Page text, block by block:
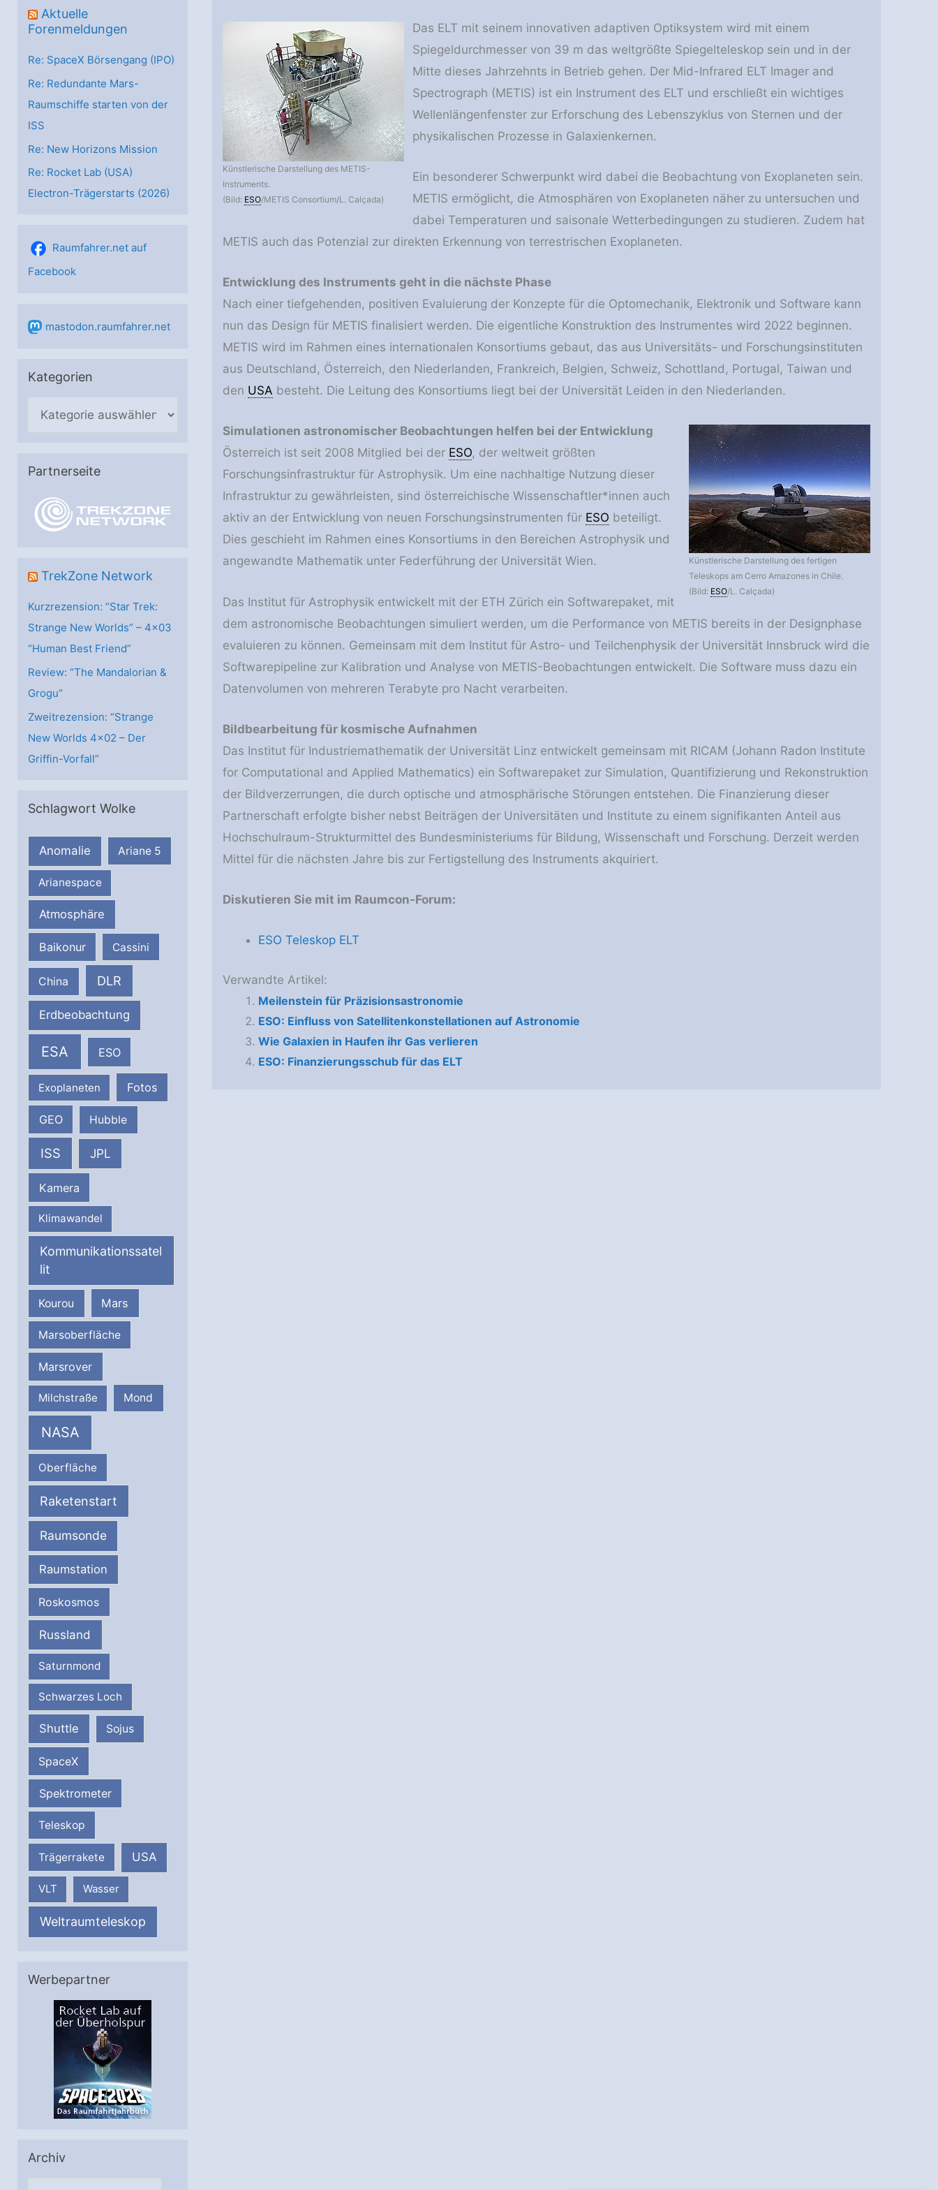
Aktuelle
Forenmeldungen
Re: SpaceX Börsengang (IPO)
Re: Redundante Mars-
Raumschiffe starten von der
ISS
Re: New Horizons Mission
Re: Rocket Lab (USA)
Electron-Trägerstarts (2026)
Raumfahrer.net auf
Facebook
mastodon.raumfahrer.net
Kategorien
e
e
Partnerseite
TrekZone Network
Kurzrezension: “Star Trek:
Strange New Worlds” – 4×03
“Human Best Friend”
Review: “The Mandalorian &
Grogu”
Zweitrezension: “Strange
New Worlds 4×02 – Der
Griffin-Vorfall”
Schlagwort Wolke
Anomalie Ariane 5
Arianespace
Atmosphäre
Baikonur Cassini
China DLR
Erdbeobachtung
ESA ESO
Exoplaneten Fotos
GEO Hubble
ISS JPL
Kamera
Klimawandel
Kommunikationssatel
lit
Kourou Mars
Marsoberfläche
Marsrover
Milchstraße Mond
NASA
Oberfläche
Raketenstart
Raumsonde
Raumstation
Roskosmos
Russland
Saturnmond
Schwarzes Loch
Shuttle Sojus
SpaceX
Spektrometer
Teleskop
Trägerrakete USA
VLT Wasser
Weltraumteleskop
Werbepartner
Archiv
Künstlerische Darstellung des METIS-
Instruments.
(Bild: ESO/METIS Consortium/L. Calçada)
Das ELT mit seinem innovativen adaptiven Optiksystem wird mit einem
Spiegeldurchmesser von 39 m das weltgrößte Spiegelteleskop sein und in der
Mitte dieses Jahrzehnts in Betrieb gehen. Der Mid-Infrared ELT Imager and
Spectrograph (METIS) ist ein Instrument des ELT und erschließt ein wichtiges
Wellenlängenfenster zur Erforschung des Lebenszyklus von Sternen und der
physikalischen Prozesse in Galaxienkernen.
Ein besonderer Schwerpunkt wird dabei die Beobachtung von Exoplaneten sein.
METIS ermöglicht, die Atmosphären von Exoplaneten näher zu untersuchen und
dabei Temperaturen und saisonale Wetterbedingungen zu studieren. Zudem hat
METIS auch das Potenzial zur direkten Erkennung von terrestrischen Exoplaneten.
Entwicklung des Instruments geht in die nächste Phase
Nach einer tiefgehenden, positiven Evaluierung der Konzepte für die Optomechanik, Elektronik und Software kann
nun das Design für METIS finalisiert werden. Die eigentliche Konstruktion des Instrumentes wird 2022 beginnen.
METIS wird im Rahmen eines internationalen Konsortiums gebaut, das aus Universitäts- und Forschungsinstituten
aus Deutschland, Österreich, den Niederlanden, Frankreich, Belgien, Schweiz, Schottland, Portugal, Taiwan und
den USA besteht. Die Leitung des Konsortiums liegt bei der Universität Leiden in den Niederlanden.
Künstlerische Darstellung des fertigen
Teleskops am Cerro Amazones in Chile.
(Bild: ESO/L. Calçada)
Simulationen astronomischer Beobachtungen helfen bei der Entwicklung
Österreich ist seit 2008 Mitglied bei der ESO, der weltweit größten
Forschungsinfrastruktur für Astrophysik. Um eine nachhaltige Nutzung dieser
Infrastruktur zu gewährleisten, sind österreichische Wissenschaftler*innen auch
aktiv an der Entwicklung von neuen Forschungsinstrumenten für ESO beteiligt.
Dies geschieht im Rahmen eines Konsortiums in den Bereichen Astrophysik und
angewandte Mathematik unter Federführung der Universität Wien.
Das Institut für Astrophysik entwickelt mit der ETH Zürich ein Softwarepaket, mit
dem astronomische Beobachtungen simuliert werden, um die Performance von METIS bereits in der Designphase
evaluieren zu können. Gemeinsam mit dem Institut für Astro- und Teilchenphysik der Universität Innsbruck wird die
Softwarepipeline zur Kalibration und Analyse von METIS-Beobachtungen entwickelt. Die Software muss dazu ein
Datenvolumen von mehreren Terabyte pro Nacht verarbeiten.
Bildbearbeitung für kosmische Aufnahmen
Das Institut für Industriemathematik der Universität Linz entwickelt gemeinsam mit RICAM (Johann Radon Institute
for Computational and Applied Mathematics) ein Softwarepaket zur Simulation, Quantifizierung und Rekonstruktion
der Bildverzerrungen, die durch optische und atmosphärische Störungen entstehen. Die Finanzierung dieser
Partnerschaft erfolgte bisher nebst Beiträgen der Universitäten und Institute zu einem signifikanten Anteil aus
Hochschulraum-Strukturmittel des Bundesministeriums für Bildung, Wissenschaft und Forschung. Derzeit werden
Mittel für die nächsten Jahre bis zur Fertigstellung des Instruments akquiriert.
Diskutieren Sie mit im Raumcon-Forum:
ESO Teleskop ELT
Verwandte Artikel:
Meilenstein für Präzisionsastronomie
ESO: Einfluss von Satellitenkonstellationen auf Astronomie
Wie Galaxien in Haufen ihr Gas verlieren
ESO: Finanzierungsschub für das ELT